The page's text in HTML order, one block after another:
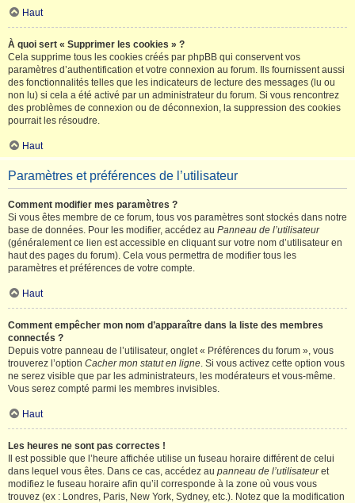
Haut
À quoi sert « Supprimer les cookies » ?
Cela supprime tous les cookies créés par phpBB qui conservent vos
paramètres d’authentification et votre connexion au forum. Ils fournissent aussi
des fonctionnalités telles que les indicateurs de lecture des messages (lu ou
non lu) si cela a été activé par un administrateur du forum. Si vous rencontrez
des problèmes de connexion ou de déconnexion, la suppression des cookies
pourrait les résoudre.
Haut
Paramètres et préférences de l’utilisateur
Comment modifier mes paramètres ?
Si vous êtes membre de ce forum, tous vos paramètres sont stockés dans notre
base de données. Pour les modifier, accédez au Panneau de l’utilisateur
(généralement ce lien est accessible en cliquant sur votre nom d’utilisateur en
haut des pages du forum). Cela vous permettra de modifier tous les
paramètres et préférences de votre compte.
Haut
Comment empêcher mon nom d’apparaître dans la liste des membres
connectés ?
Depuis votre panneau de l’utilisateur, onglet « Préférences du forum », vous
trouverez l’option Cacher mon statut en ligne. Si vous activez cette option vous
ne serez visible que par les administrateurs, les modérateurs et vous-même.
Vous serez compté parmi les membres invisibles.
Haut
Les heures ne sont pas correctes !
Il est possible que l’heure affichée utilise un fuseau horaire différent de celui
dans lequel vous êtes. Dans ce cas, accédez au panneau de l’utilisateuret
modifiez le fuseau horaire afin qu’il corresponde à la zone où vous vous
trouvez (ex : Londres, Paris, New York, Sydney, etc.). Notez que la modification